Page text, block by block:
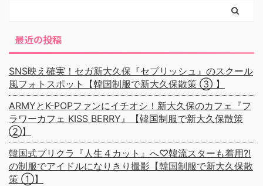
最近の投稿
SNS映え確実！セガ新大久保『セプリッシュ』のスクール
風フォトスポット【韓国制服で新大久保散策 ③ 】
ARMYとK-POPファンにイチオシ！新大久保のカフェ『フ
ラワーカフェ KISS BERRY』【韓国制服で新大久保散策
②】
韓国式プリクラ『人生４カット』へ♡韓流スターも着用⁈
の制服でアイドルになりきり撮影【韓国制服で新大久保散
策 ①】